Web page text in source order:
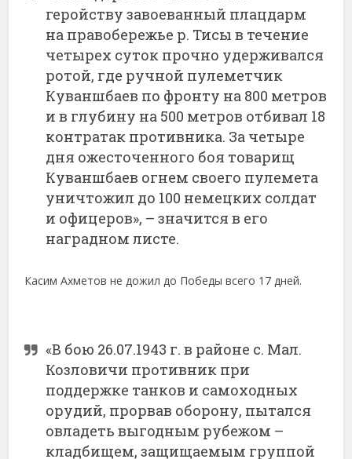
геройству завоеванный плацдарм
на правобережье р. Тисы в течение
четырех суток прочно удерживался
ротой, где ручной пулеметчик
Куваншбаев по фронту на 800 метров
и в глубину на 500 метров отбивал 18
контратак противника. За четыре
дня ожесточенного боя товарищ
Куваншбаев огнем своего пулемета
уничтожил до 100 немецких солдат
и офицеров», – значится в его
наградном листе.
Касим Ахметов не дожил до Победы всего 17 дней.
«В бою 26.07.1943 г. в районе с. Мал.
Козловичи противник при
поддержке танков и самоходных
орудий, прорвав оборону, пытался
овладеть выгодным рубежом –
кладбищем, защищаемым группой